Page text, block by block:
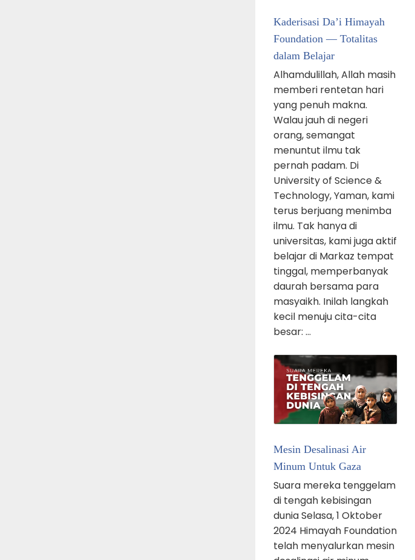
Kaderisasi Da’i Himayah
Foundation — Totalitas
dalam Belajar
Alhamdulillah, Allah masih
memberi rentetan hari
yang penuh makna.
Walau jauh di negeri
orang, semangat
menuntut ilmu tak
pernah padam. Di
University of Science &
Technology, Yaman, kami
terus berjuang menimba
ilmu. Tak hanya di
universitas, kami juga aktif
belajar di Markaz tempat
tinggal, memperbanyak
daurah bersama para
masyaikh. Inilah langkah
kecil menuju cita-cita
besar: …
Mesin Desalinasi Air
Minum Untuk Gaza
Suara mereka tenggelam
di tengah kebisingan
dunia Selasa, 1 Oktober
2024 Himayah Foundation
telah menyalurkan mesin